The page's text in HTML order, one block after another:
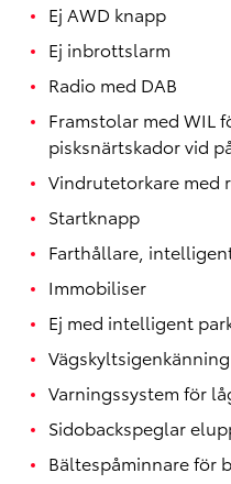
Ej AWD knapp
Ej inbrottslarm
Radio med DAB
Framstolar med WIL
pisksnärtskador vid
Vindrutetorkare med
Startknapp
Farthållare,
Immobiliser
Ej med intelligent
Vägskyltsigenkänning
Varningssystem för
Sidobackspeglar
Bältespåminnare för